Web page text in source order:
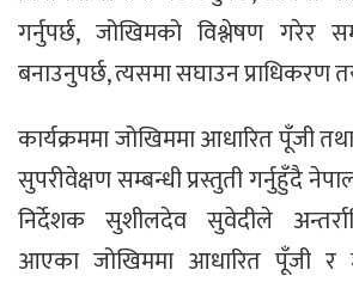
गर्नुपर्छ, जोखिमको विश्लेषण गरेर
बनाउनुपर्छ, त्यसमा सघाउन प्राधिकरण
कार्यक्रममा जोखिममा आधारित पूँजी
सुपरीवेक्षण सम्बन्धी प्रस्तुती गर्नुहुँदै
निर्देशक सुशीलदेव सुवेदीले
आएका जोखिममा आधारित पूँजी र